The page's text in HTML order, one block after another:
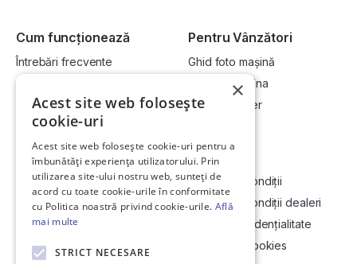
Cum funcționează
Întrebări frecvente
Cum vând la licitație?
Pentru Vânzători
Ghid foto mașină
Vinde-ți mașina
Devino dealer
Link-uri utile
Informații utile vizionare
Contact
Soluționarea Online a litigiilor
ANCP
Compania
Termeni și condiții
Termeni și condiții dealeri
Politică confidențialitate
Politica de cookies
×
Acest site web folosește
cookie-uri
Acest site web folosește cookie-uri pentru a
îmbunătăți experiența utilizatorului. Prin
utilizarea site-ului nostru web, sunteți de
acord cu toate cookie-urile în conformitate
cu Politica noastră privind cookie-urile. Află
mai multe
STRICT NECESARE